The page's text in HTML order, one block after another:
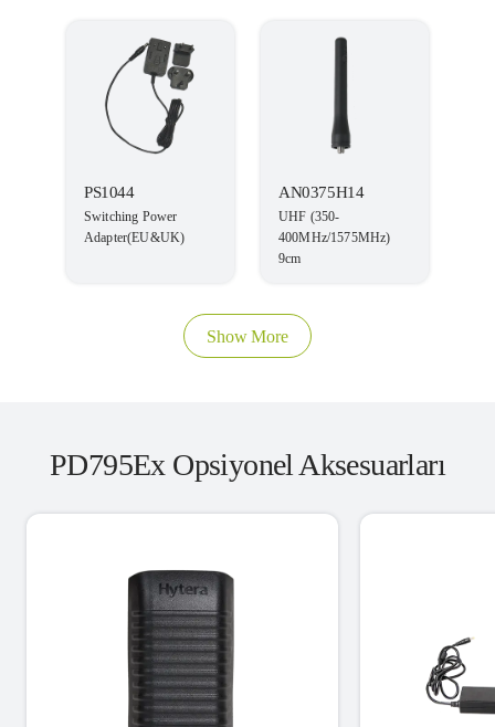
PS1044
Switching Power
Adapter(EU&UK)
AN0375H14
UHF (350-
400MHz/1575MHz)
9cm
Show More
PD795Ex Opsiyonel Aksesuarları